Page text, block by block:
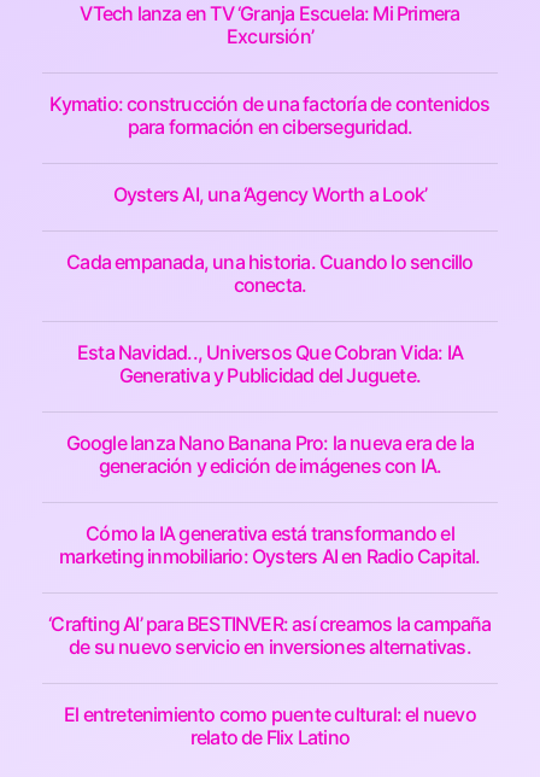
VTech lanza en TV ‘Granja Escuela: Mi Primera
Excursión’
Kymatio: construcción de una factoría de contenidos
para formación en ciberseguridad.
Oysters AI, una ‘Agency Worth a Look’
Cada empanada, una historia. Cuando lo sencillo
conecta.
Esta Navidad.., Universos Que Cobran Vida: IA
Generativa y Publicidad del Juguete.
Google lanza Nano Banana Pro: la nueva era de la
generación y edición de imágenes con IA.
Cómo la IA generativa está transformando el
marketing inmobiliario: Oysters AI en Radio Capital.
‘Crafting AI’ para BESTINVER: así creamos la campaña
de su nuevo servicio en inversiones alternativas.
El entretenimiento como puente cultural: el nuevo
relato de Flix Latino